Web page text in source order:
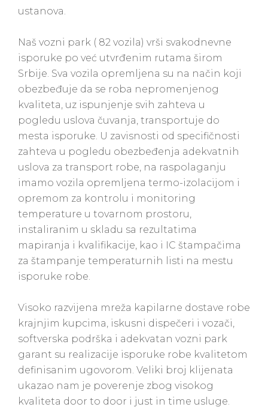
ustanova.
Naš vozni park ( 82 vozila) vrši svakodnevne
isporuke po već utvrđenim rutama širom
Srbije. Sva vozila opremljena su na način koji
obezbeđuje da se roba nepromenjenog
kvaliteta, uz ispunjenje svih zahteva u
pogledu uslova čuvanja, transportuje do
mesta isporuke. U zavisnosti od specifičnosti
zahteva u pogledu obezbeđenja adekvatnih
uslova za transport robe, na raspolaganju
imamo vozila opremljena termo-izolacijom i
opremom za kontrolu i monitoring
temperature u tovarnom prostoru,
instaliranim u skladu sa rezultatima
mapiranja i kvalifikacije, kao i IC štampačima
za štampanje temperaturnih listi na mestu
isporuke robe.
Visoko razvijena mreža kapilarne dostave robe
krajnjim kupcima, iskusni dispečeri i vozači,
softverska podrška i adekvatan vozni park
garant su realizacije isporuke robe kvalitetom
definisanim ugovorom. Veliki broj klijenata
ukazao nam je poverenje zbog visokog
kvaliteta door to door i just in time usluge.